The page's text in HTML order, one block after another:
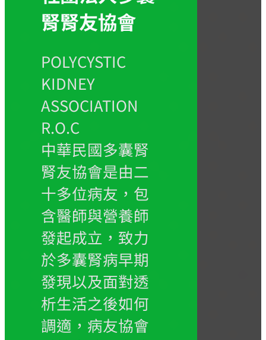
腎腎友協會
POLYCYSTIC
KIDNEY
ASSOCIATION
R.O.C
中華民國多囊腎
腎友協會是由二
十多位病友，包
含醫師與營養師
發起成立，致力
於多囊腎病早期
發現以及面對透
析生活之後如何
調適，病友協會